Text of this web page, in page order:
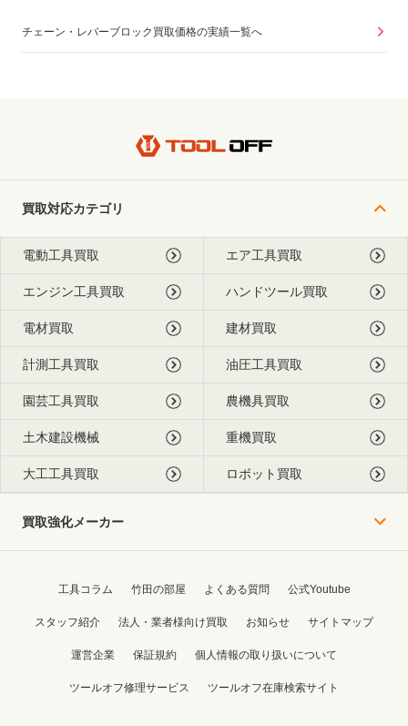
チェーン・レバーブロック買取価格の実績一覧へ
買取対応カテゴリ
電動工具買取 エア工具買取
エンジン工具買取 ハンドツール買取
電材買取 建材買取
計測工具買取 油圧工具買取
園芸工具買取 農機具買取
土木建設機械 重機買取
大工工具買取 ロボット買取
買取強化メーカー
工具コラム 竹田の部屋 よくある質問 公式Youtube
スタッフ紹介 法人・業者様向け買取 お知らせ サイトマップ
運営企業 保証規約 個人情報の取り扱いについて
ツールオフ修理サービス ツールオフ在庫検索サイト